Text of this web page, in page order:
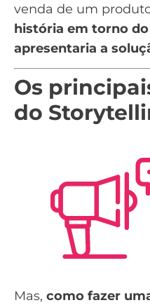
venda de um
história em torno
apresentaria a
Os
do
Mas, como fazer